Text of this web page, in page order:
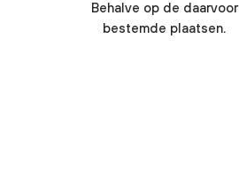
Behalve op de daarvoor
bestemde plaatsen.